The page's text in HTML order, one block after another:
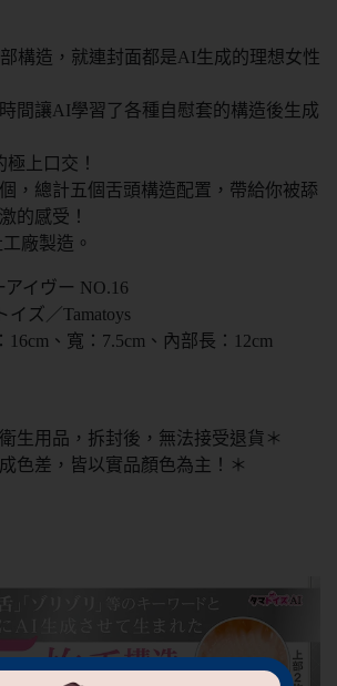
構造，就連封面都是AI生成的理想女性
間讓AI學習了各種自慰套的構造後生成
上口交！
，總計五個舌頭構造配置，帶給你被舔
的感受！
廠製造。
イヴー NO.16
ズ／Tamatoys
、寬：7.5cm、內部長：12cm
生用品，拆封後，無法接受退貨＊
色差，皆以實品顏色為主！＊